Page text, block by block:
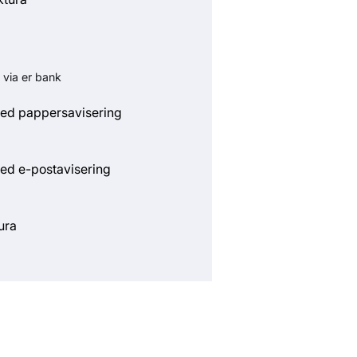
er bank
pappersavisering
e-postavisering